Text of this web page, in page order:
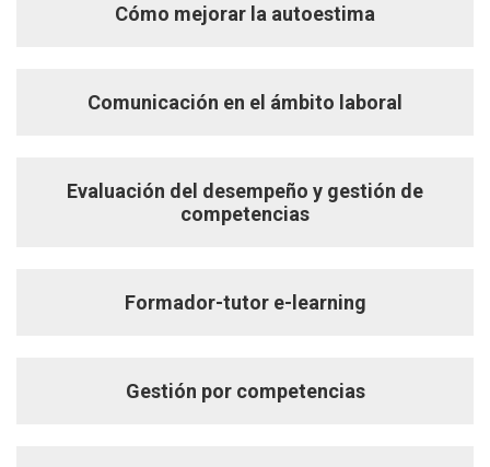
Cómo mejorar la autoestima
Comunicación en el ámbito laboral
Evaluación del desempeño y gestión de
competencias
Formador-tutor e-learning
Gestión por competencias